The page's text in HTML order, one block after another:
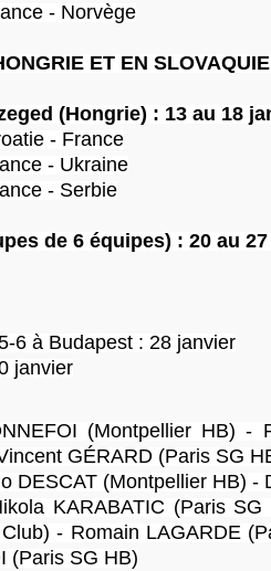
- Norvège
ET EN
(Hongrie) : 13 au 18
- France
- Ukraine
- Serbie
de 6 équipes) : 20 au
6 à Budapest : 28 janvier
janvier
(Montpellier HB) -
GÉRARD (Paris SG
DESCAT (Montpellier HB) -
KARABATIC (Paris
- Romain LAGARDE
(Paris SG HB)